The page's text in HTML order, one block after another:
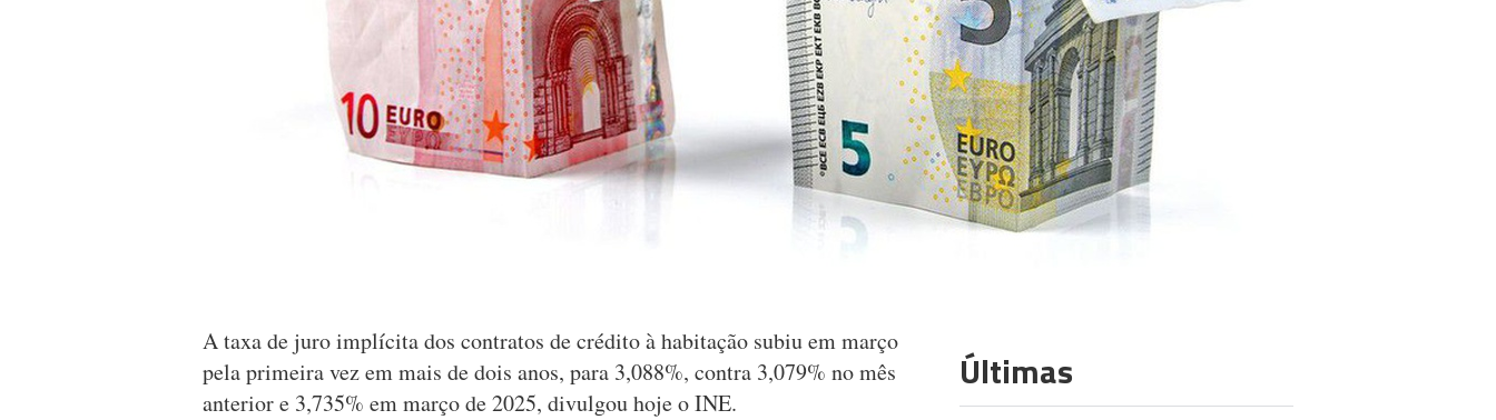
A taxa de juro implícita dos contratos de crédito à habitação subiu em março
pela primeira vez em mais de dois anos, para 3,088%, contra 3,079% no mês
anterior e 3,735% em março de 2025, divulgou hoje o INE.
Últimas